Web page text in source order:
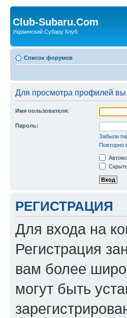
Club-Subaru.Com
Украинский Субару Клуб
Список форумов
Для просмотра профилей
Имя пользователя:
Пароль:
Забыли
Повторно
РЕГИСТРАЦИЯ
Для входа на
Регистрация
вам более
могут быть